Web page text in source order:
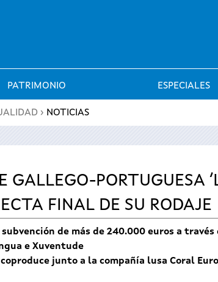
PATRIMONIO ESPECIALES
› NOTICIAS
GALLEGO-PORTUGUESA
FINAL DE SU RODAJE
subvención de más de 240.000 euros a
e Xuventude
junto a la compañía lusa Coral